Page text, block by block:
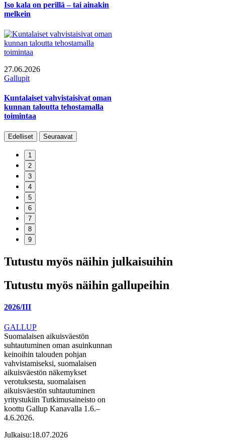
Iso kala on perillä – tai ainakin
melkein
27.06.2026
Gallupit
Kuntalaiset vahvistaisivat oman
kunnan taloutta tehostamalla
toimintaa
Edelliset Seuraavat
1
2
3
4
5
6
7
8
9
Tutustu myös näihin julkaisuihin
Tutustu myös näihin gallupeihin
2026/III
GALLUP
Suomalaisen aikuisväestön
suhtautuminen oman asuinkunnan
keinoihin talouden pohjan
vahvistamiseksi, suomalaisen
aikuisväestön näkemykset
verotuksesta, suomalaisen
aikuisväestön suhtautuminen
yritystukiin Tutkimusaineisto on
koottu Gallup Kanavalla 1.6.–
4.6.2026.
Julkaisu:18.07.2026